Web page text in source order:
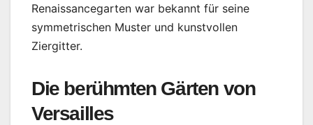
Renaissancegarten war bekannt für seine
symmetrischen Muster und kunstvollen
Ziergitter.
Die berühmten Gärten von
Versailles